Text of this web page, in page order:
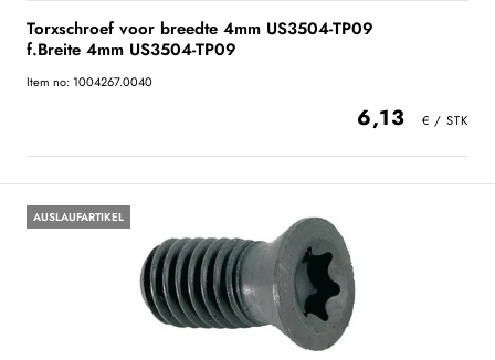
Torxschroef voor breedte 4mm US3504-TP09
f.Breite 4mm US3504-TP09
Item no: 1004267.0040
6,13
AUSLAUFARTIKEL